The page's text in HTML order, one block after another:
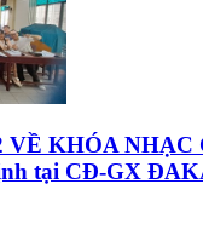
VỀ KHÓA NHẠC
tại CĐ-GX